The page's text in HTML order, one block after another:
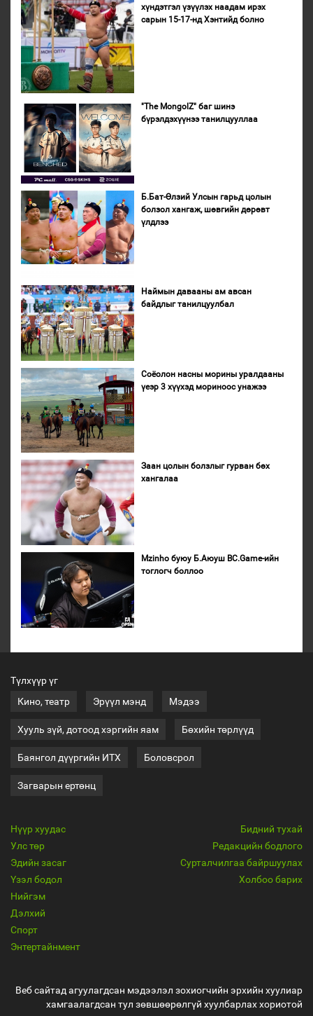
хүндэтгэл үзүүлэх наадам ирэх
сарын 15-17-нд Хэнтийд болно
"The MongolZ" баг шинэ
бүрэлдэхүүнээ танилцууллаа
Б.Бат-Өлзий Улсын гарьд цолын
болзол хангаж, шөвгийн дөрөвт
үлдлээ
Наймын давааны ам авсан
байдлыг танилцуулбал
Соёолон насны морины уралдааны
үеэр 3 хүүхэд мориноос унажээ
Заан цолын болзлыг гурван бөх
хангалаа
Mzinho буюу Б.Аюуш BC.Game-ийн
тоглогч боллоо
Түлхүүр үг
Кино, театр
Эрүүл мэнд Мэдээ
Хууль зүй, дотоод хэргийн яам Бөхийн төрлүүд
Баянгол дүүргийн ИТХ Боловсрол
Загварын ертөнц
Нүүр хуудас
Улс төр
Эдийн засаг
Үзэл бодол
Нийгэм
Дэлхий
Спорт
Энтертайнмент
Бидний тухай
Редакцийн бодлого
Сурталчилгаа байршуулах
Холбоо барих
Веб сайтад агуулагдсан мэдээлэл зохиогчийн эрхийн хуулиар
хамгаалагдсан тул зөвшөөрөлгүй хуулбарлах хориотой